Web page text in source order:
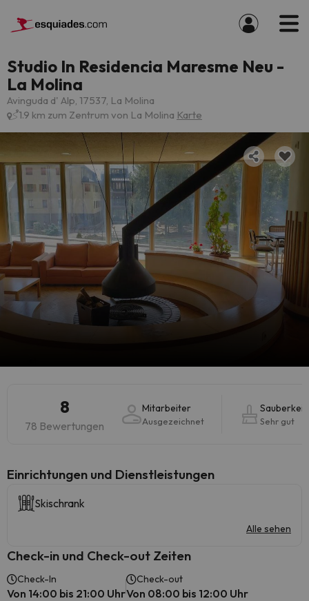
Studio In Residencia Maresme Neu -
La Molina
Avinguda d' Alp, 17537, La Molina
1.9 km zum Zentrum von La Molina Karte
8
78 Bewertungen
Mitarbeiter
Ausgezeichnet
Sauberkeit
Sehr gut
​Einrichtungen und Dienstleistungen
Skischrank
Alle sehen
Check-in und Check-out Zeiten
Check-In
Von 14:00 bis 21:00 Uhr
Check-out
Von 08:00 bis 12:00 Uhr